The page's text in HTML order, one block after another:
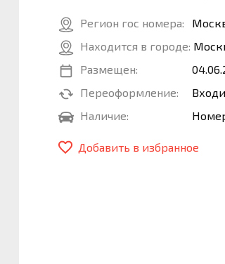
Регион гос номера:
Находится в городе:
Размещен:
Переоформление:
Наличие:
Добавить в избранное